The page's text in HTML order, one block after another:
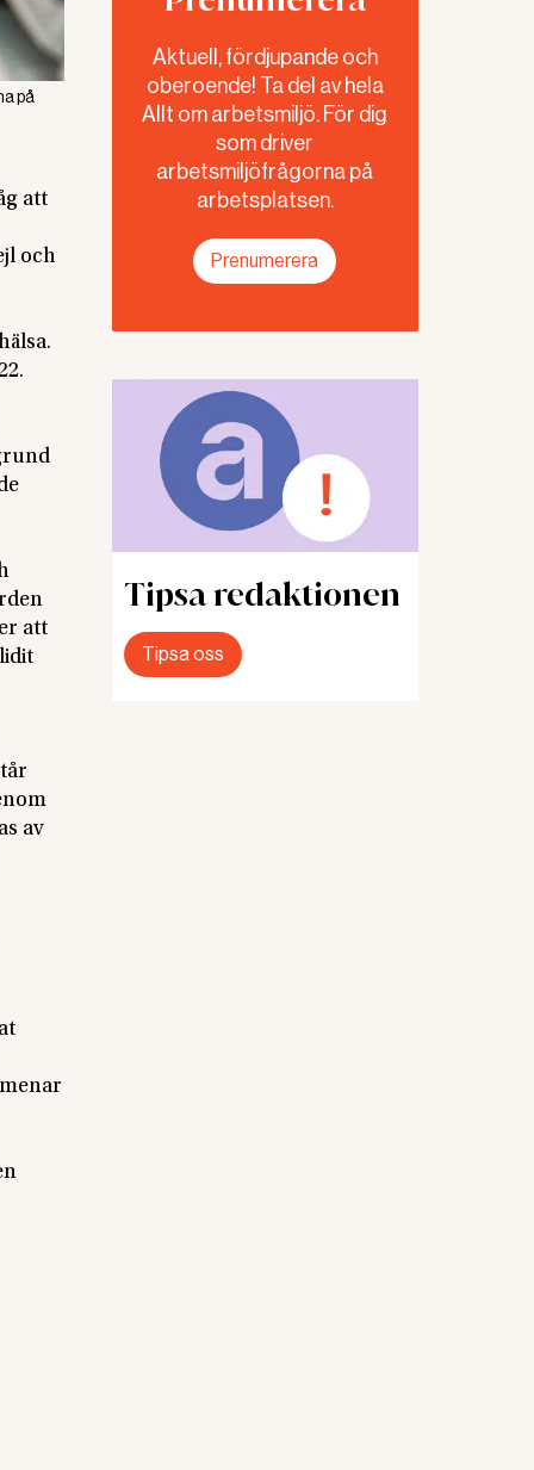
på
att
och
att
av
Aktuell, fördjupande och
oberoende! Ta del av hela
Allt om arbetsmiljö. För dig
som driver
arbetsmiljöfrågorna på
arbetsplatsen.
Prenumerera
Tipsa redaktionen
Tipsa oss